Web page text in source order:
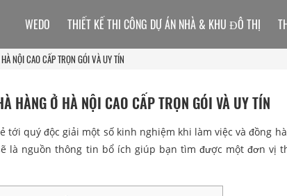
NỘI CAO CẤP TRỌN GÓI VÀ UY TÍN
HÀNG Ở HÀ NỘI CAO CẤP TRỌN GÓI VÀ UY TÍN
tới quý độc giải một số kinh nghiệm khi làm việc và đồng
là nguồn thông tin bổ ích giúp bạn tìm được một đơn vị
WEDO THIẾT KẾ THI CÔNG DỰ ÁN NHÀ & KHU ĐÔ THỊ